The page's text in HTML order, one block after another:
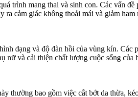
trình mang thai và sinh con. Các vấn
cảm giác không thoải mái và giảm ham
dạng và độ đàn hồi của vùng kín. Các
nữ và cải thiện chất lượng cuộc sống của
bao gồm việc cắt bớt da thừa,